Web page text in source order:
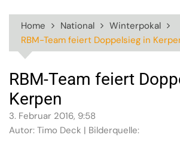
Home National
Winterpokal
RBM-Team feiert Doppelsieg in
RBM-Team feiert
Kerpen
3. Februar 2016, 9:58
Autor: Timo Deck | Bilderquelle: